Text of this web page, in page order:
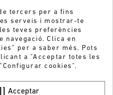
tercers per a fins
serveis i mostrar-te
teves preferències
navegació. Clica en
per a saber més. Pots
a "Acceptar totes les
cookies".
Acceptar